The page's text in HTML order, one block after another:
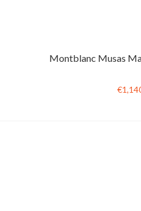
Montblanc Musas